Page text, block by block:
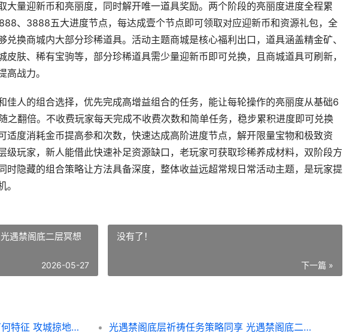
大量迎新币和亮丽度，同时解开唯一道具奖励。两个阶段的亮丽度进度全程累
、3888五大进度节点，每达成壹个节点即可领取对应迎新币和资源礼包，全
兑换商城内大部分珍稀道具。活动主题商城是核心福利出口，道具涵盖精金矿、
皮肤、稀有宝驹等，部分珍稀道具需少量迎新币即可兑换，且商城道具可刷新，
高战力。
佳人的组合选择，优先完成高增益组合的任务，能让每轮操作的亮丽度从基础6
之翻倍。不收费玩家每天完成不收费次数和简单任务，稳步累积进度即可兑换
适度消耗金币提高参和次数，快速达成高阶进度节点，解开限量宝物和极致资
级玩家，新人能借此快速补足资源缺口，老玩家可获取珍稀养成材料，双阶段方
时隐藏的组合策略让方法具备深度，整体收益远超常规日常活动主题，是玩家提
遇禁阁底二层冥想
2026-05-27
没有了！
下一篇 »
攻城掠地辞旧迎新活动主题有何特征 攻城掠地辞旧迎新活动大奖怎么 光遇禁阁底层祈祷任务策略同享 光遇禁阁底二层冥想